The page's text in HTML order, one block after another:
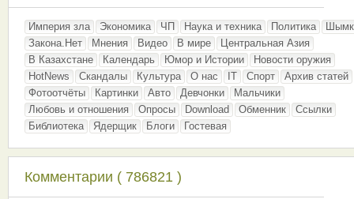
Империя зла Экономика ЧП Наука и техника Политика
Закона.Нет
Мнения Видео В мире
Центральная Азия
В Казахстане
Календарь Юмор и Истории
Новости оружия
HotNews
Скандалы Культура О нас IT Спорт
Архив статей
Фотоотчёты
Картинки Авто Девчонки
Мальчики
Любовь и отношения
Опросы Download Обменник
Ссылки
Библиотека
Ядерщик Блоги Гостевая
Комментарии ( 786821 )